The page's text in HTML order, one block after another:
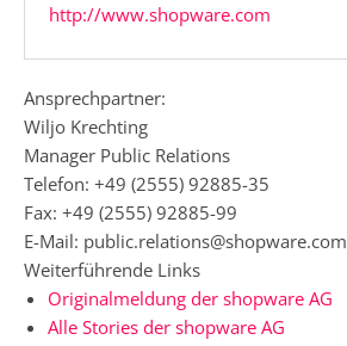
http://www.shopware.com
Ansprechpartner:
Wiljo Krechting
Manager Public Relations
Telefon: +49 (2555) 92885-35
Fax: +49 (2555) 92885-99
E-Mail: public.relations@shopware.com
Weiterführende Links
Originalmeldung der shopware AG
Alle Stories der shopware AG